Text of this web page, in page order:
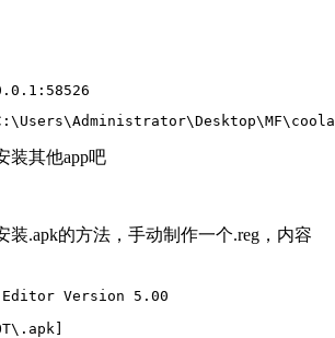
装其他app吧
装.apk的方法，手动制作一个.reg，内容
Editor Version 5.00